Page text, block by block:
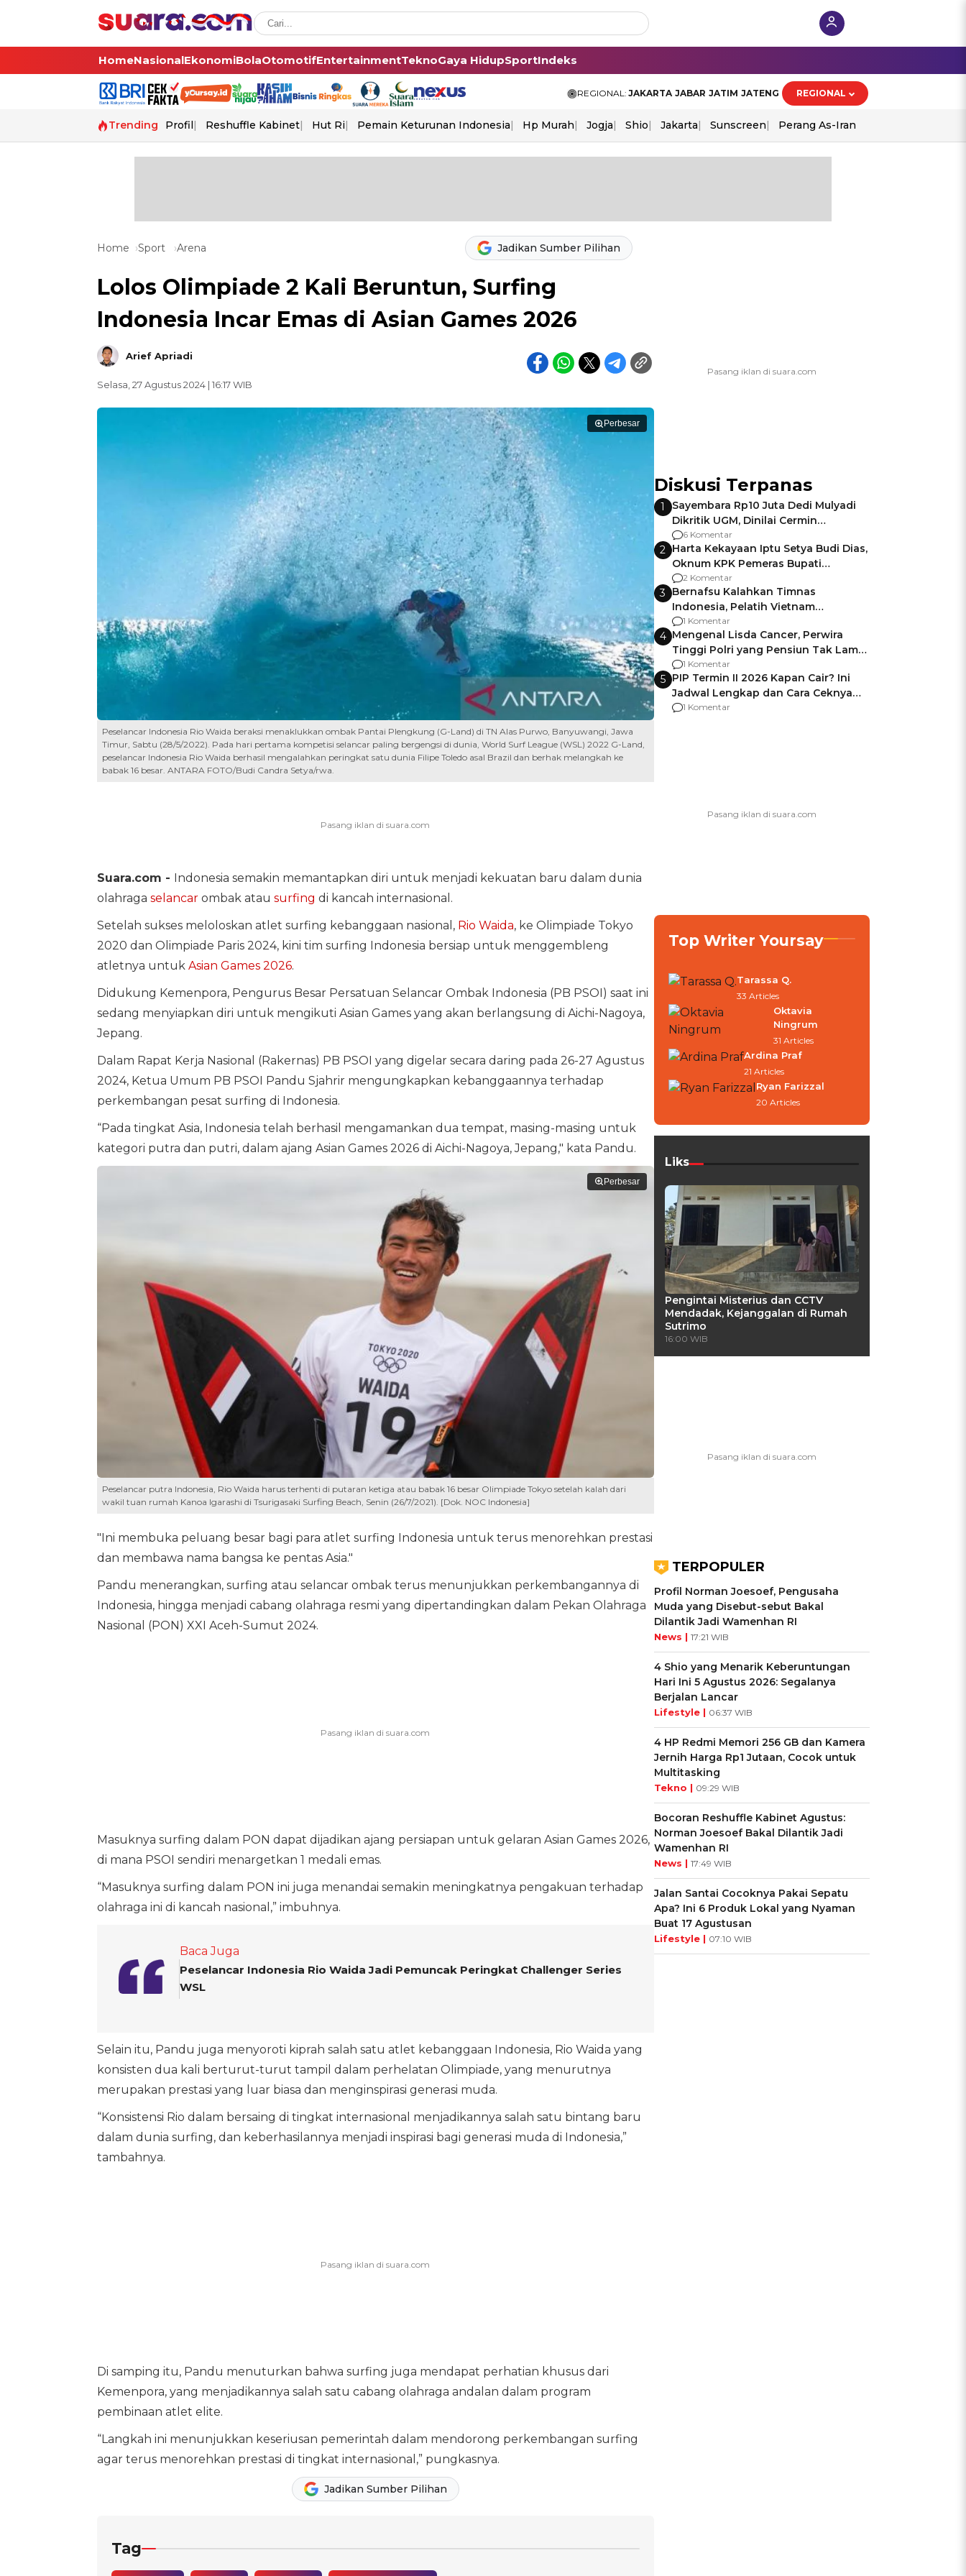
HomeNasionalEkonomiBolaOtomotifEntertainmentTeknoGaya HidupSportIndeks
REGIONAL: JAKARTA JABAR JATIM JATENG REGIONAL
Trending Profil Reshuffle Kabinet Hut Ri Pemain Keturunan Indonesia Hp Murah Jogja Shio Jakarta Sunscreen Perang As-Iran
Home Sport Arena Jadikan Sumber Pilihan
Lolos Olimpiade 2 Kali Beruntun, Surfing
Indonesia Incar Emas di Asian Games 2026
Arief Apriadi
Selasa, 27 Agustus 2024 | 16:17 WIB
Perbesar
Peselancar Indonesia Rio Waida beraksi menaklukkan ombak Pantai Plengkung (G-Land) di TN Alas Purwo, Banyuwangi, Jawa
Timur, Sabtu (28/5/2022). Pada hari pertama kompetisi selancar paling bergengsi di dunia, World Surf League (WSL) 2022 G-Land,
peselancar Indonesia Rio Waida berhasil mengalahkan peringkat satu dunia Filipe Toledo asal Brazil dan berhak melangkah ke
babak 16 besar. ANTARA FOTO/Budi Candra Setya/rwa.
Suara.com - Indonesia semakin memantapkan diri untuk menjadi kekuatan baru dalam dunia
olahraga selancarombak atau surfing di kancah internasional.
Setelah sukses meloloskan atlet surfing kebanggaan nasional, Rio Waida, ke Olimpiade Tokyo
2020 dan Olimpiade Paris 2024, kini tim surfing Indonesia bersiap untuk menggembleng
atletnya untuk Asian Games 2026.
Didukung Kemenpora, Pengurus Besar Persatuan Selancar Ombak Indonesia (PB PSOI) saat ini
sedang menyiapkan diri untuk mengikuti Asian Games yang akan berlangsung di Aichi-Nagoya,
Jepang.
Dalam Rapat Kerja Nasional (Rakernas) PB PSOI yang digelar secara daring pada 26-27 Agustus
2024, Ketua Umum PB PSOI Pandu Sjahrir mengungkapkan kebanggaannya terhadap
perkembangan pesat surfing di Indonesia.
“Pada tingkat Asia, Indonesia telah berhasil mengamankan dua tempat, masing-masing untuk
kategori putra dan putri, dalam ajang Asian Games 2026 di Aichi-Nagoya, Jepang," kata Pandu.
Perbesar
Peselancar putra Indonesia, Rio Waida harus terhenti di putaran ketiga atau babak 16 besar Olimpiade Tokyo setelah kalah dari
wakil tuan rumah Kanoa Igarashi di Tsurigasaki Surfing Beach, Senin (26/7/2021). [Dok. NOC Indonesia]
"Ini membuka peluang besar bagi para atlet surfing Indonesia untuk terus menorehkan prestasi
dan membawa nama bangsa ke pentas Asia."
Pandu menerangkan, surfing atau selancar ombak terus menunjukkan perkembangannya di
Indonesia, hingga menjadi cabang olahraga resmi yang dipertandingkan dalam Pekan Olahraga
Nasional (PON) XXI Aceh-Sumut 2024.
Masuknya surfing dalam PON dapat dijadikan ajang persiapan untuk gelaran Asian Games 2026,
di mana PSOI sendiri menargetkan 1 medali emas.
“Masuknya surfing dalam PON ini juga menandai semakin meningkatnya pengakuan terhadap
olahraga ini di kancah nasional,” imbuhnya.
Baca Juga
Peselancar Indonesia Rio Waida Jadi Pemuncak Peringkat Challenger Series
WSL
Selain itu, Pandu juga menyoroti kiprah salah satu atlet kebanggaan Indonesia, Rio Waida yang
konsisten dua kali berturut-turut tampil dalam perhelatan Olimpiade, yang menurutnya
merupakan prestasi yang luar biasa dan menginspirasi generasi muda.
“Konsistensi Rio dalam bersaing di tingkat internasional menjadikannya salah satu bintang baru
dalam dunia surfing, dan keberhasilannya menjadi inspirasi bagi generasi muda di Indonesia,”
tambahnya.
Di samping itu, Pandu menuturkan bahwa surfing juga mendapat perhatian khusus dari
Kemenpora, yang menjadikannya salah satu cabang olahraga andalan dalam program
pembinaan atlet elite.
“Langkah ini menunjukkan keseriusan pemerintah dalam mendorong perkembangan surfing
agar terus menorehkan prestasi di tingkat internasional,” pungkasnya.
Jadikan Sumber Pilihan
Tag
Diskusi Terpanas
1
Sayembara Rp10 Juta Dedi Mulyadi
Dikritik UGM, Dinilai Cermin
Gagalnya Negara Jamin Keamanan
6 Komentar
2 Harta Kekayaan Iptu Setya Budi Dias,
Oknum KPK Pemeras Bupati
Pemalang
2 Komentar
3 Bernafsu Kalahkan Timnas
Indonesia, Pelatih Vietnam
Berencana Pakai Jimat di Pakansari
1 Komentar
4 Mengenal Lisda Cancer, Perwira
Tinggi Polri yang Pensiun Tak Lama
Usai Jadi Brigjen
1 Komentar
5 PIP Termin II 2026 Kapan Cair? Ini
Jadwal Lengkap dan Cara Ceknya
agar Dana Tidak Hangus!
1 Komentar
Top Writer Yoursay
Tarassa Q.
33 Articles
Oktavia
Ningrum
31 Articles
Ardina Praf
21 Articles
Ryan Farizzal
20 Articles
Liks
Pengintai Misterius dan CCTV
Mendadak, Kejanggalan di Rumah
Sutrimo
16:00 WIB
TERPOPULER
Profil Norman Joesoef, Pengusaha
Muda yang Disebut-sebut Bakal
Dilantik Jadi Wamenhan RI
News | 17:21 WIB
4 Shio yang Menarik Keberuntungan
Hari Ini 5 Agustus 2026: Segalanya
Berjalan Lancar
Lifestyle | 06:37 WIB
4 HP Redmi Memori 256 GB dan Kamera
Jernih Harga Rp1 Jutaan, Cocok untuk
Multitasking
Tekno | 09:29 WIB
Bocoran Reshuffle Kabinet Agustus:
Norman Joesoef Bakal Dilantik Jadi
Wamenhan RI
News | 17:49 WIB
Jalan Santai Cocoknya Pakai Sepatu
Apa? Ini 6 Produk Lokal yang Nyaman
Buat 17 Agustusan
Lifestyle | 07:10 WIB